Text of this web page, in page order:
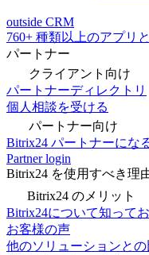
outside CRM
760+ 種類以上のアプリ
パートナー
クライアント向け
パートナーディレクトリ
個人相談を受ける
パートナー向け
Bitrix24 パートナーにな
Partner login
Bitrix24 を使用すべき理
Bitrix24 のメリット
Bitrix24について知って
お客様の声
他のソリューションとの